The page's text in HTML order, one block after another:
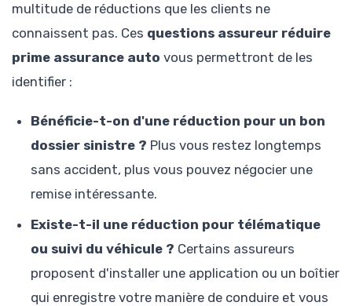
multitude de réductions que les clients ne
connaissent pas. Ces questions assureur réduire
prime assurance auto vous permettront de les
identifier :
Bénéficie-t-on d'une réduction pour un bon
dossier sinistre ? Plus vous restez longtemps
sans accident, plus vous pouvez négocier une
remise intéressante.
Existe-t-il une réduction pour télématique
ou suivi du véhicule ? Certains assureurs
proposent d'installer une application ou un boîtier
qui enregistre votre manière de conduire et vous